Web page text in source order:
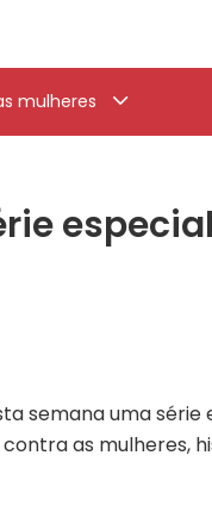
mulheres
semana uma série
as mulheres,